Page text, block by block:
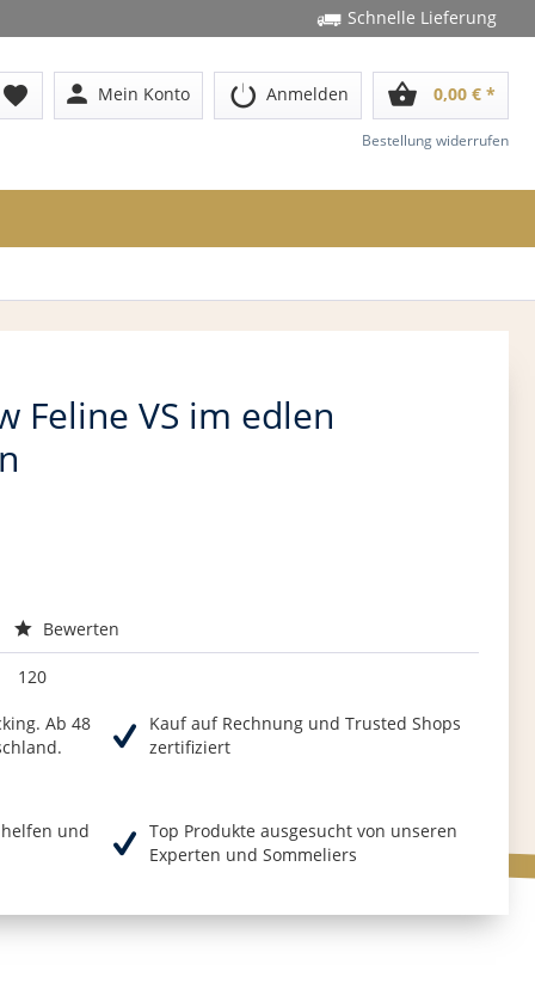
Schnelle Lieferung
favorite person Mein Konto Anmelden shopping_basket 0,00 € *
Bestellung widerrufen
Feline VS im edlen
Bewerten
120
Ab 48
Kauf auf Rechnung und Trusted Shops
zertifiziert
und
Top Produkte ausgesucht von unseren
Experten und Sommeliers